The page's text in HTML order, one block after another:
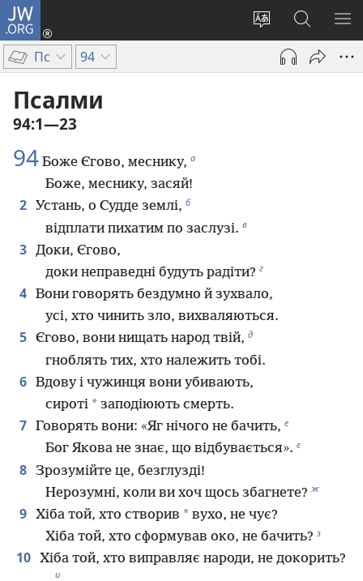
JW.ORG
Змінити
мову
сайту
Увійти
(відкривається
новому
Пошук
на
сайті
Пс 94
Псалми
94:1—23
94 Боже Єгово, меснику, а
Боже, меснику, засяй!
2 Устань, о Судде землі, б
відплати пихатим по заслузі. в
3 Доки, Єгово,
доки неправедні будуть радіти? г
4 Вони говорять бездумно й зухвало,
усі, хто чинить зло, вихваляються.
5 Єгово, вони нищать народ твій, д
гноблять тих, хто належить тобі.
6 Вдову і чужинця вони убивають,
сироті * заподіюють смерть.
7 Говорять вони: «Яг нічого не бачить, е
Бог Якова не знає, що відбувається». є
8 Зрозумійте це, безглузді!
Нерозумні, коли ви хоч щось збагнете? ж
9 Хіба той, хто створив * вухо, не чує?
Хіба той, хто сформував око, не бачить? з
10 Хіба той, хто виправляє народи, не докорить?
и